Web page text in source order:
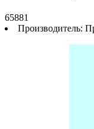
65881
Производитель: